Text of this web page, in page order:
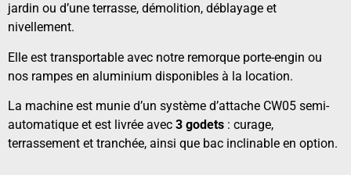
jardin ou d’une terrasse, démolition, déblayage et
nivellement.
Elle est transportable avec notre remorque porte-engin ou
nos rampes en aluminium disponibles à la location.
La machine est munie d’un système d’attache CW05 semi-
automatique et est livrée avec 3 godets : curage,
terrassement et tranchée, ainsi que bac inclinable en option.